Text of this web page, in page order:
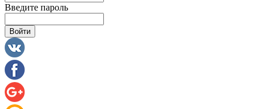
Введите пароль
Войти